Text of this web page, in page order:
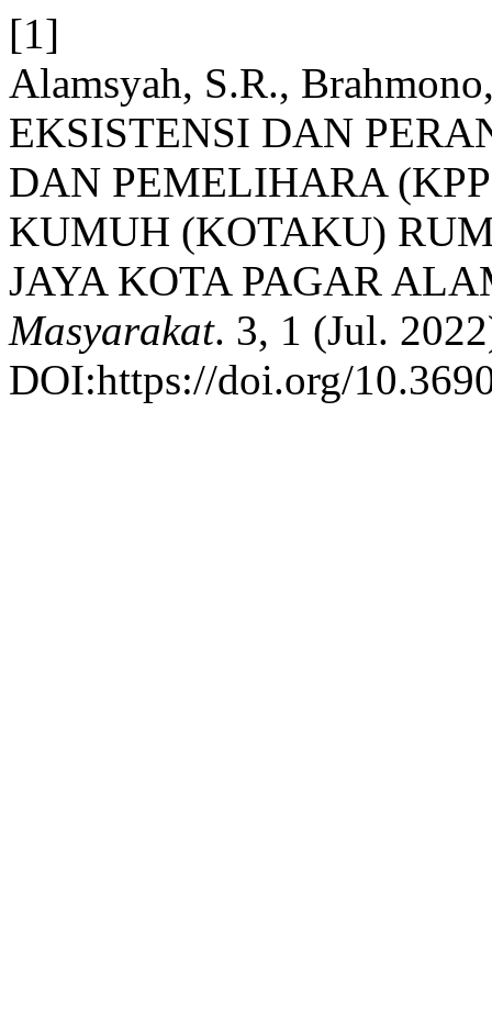
[1]
Alamsyah, S.R.,
EKSISTENSI DAN
DAN PEMELIHARA
KUMUH (KOTAKU)
JAYA KOTA PAGAR
Masyarakat. 3, 1 (Jul.
DOI:https://doi.org/